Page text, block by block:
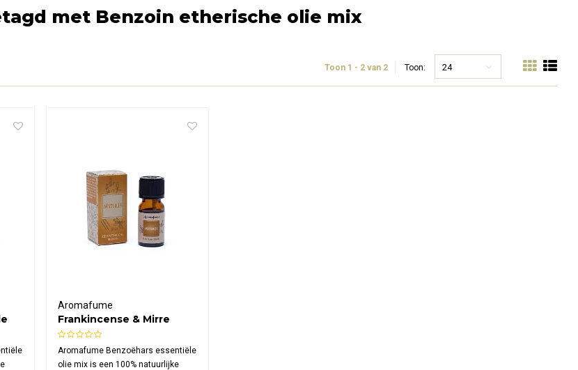
met Benzoin etherische olie mix
Toon 1 - 2 van 2 Toon: 24
Aromafume
Frankincense & Mirre
essentiële olie mix
Aromafume Benzoëhars essentiële
olie mix is een 100% natuurlijke